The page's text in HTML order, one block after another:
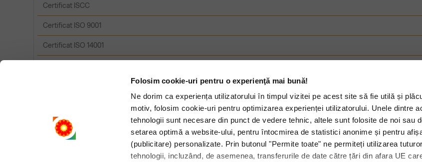
Folosim cookie-uri pentru o experienţă mai bună!
Ne dorim ca experiența utilizatorului în timpul vizitei pe acest site să fie utilă și
motiv, folosim cookie-uri pentru optimizarea experienței utilizatorului. Unele dintre
tehnologii sunt necesare din punct de vedere tehnic, altele sunt folosite de noi sau
setarea optimă a website-ului, pentru întocmirea de statistici anonime și pentru
(publicitare) personalizate. Prin butonul "Permite toate" ne permiteți utilizarea
tehnologii, incluzând, de asemenea, transferurile de date către țări din afara UE
Certificat ISCC
Certificat ISO 9001
Certificat ISO 14001
Rompetrol
Rompetrol Romania
Rompetrol Bulgaria
Rompetrol Moldova
Rompetrol Well Services
Rominserv
Rompetrol Quality Control